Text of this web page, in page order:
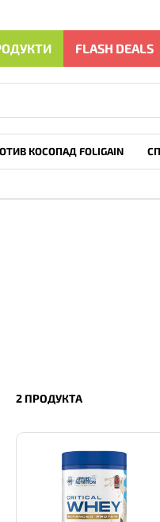
FLASH DEALS
КОСОПАД FOLIGAIN
2 ПРОДУКТА